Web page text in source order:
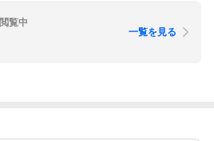
閲覧中
一覧を見る